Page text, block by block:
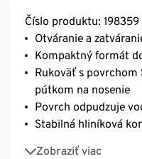
Číslo produktu: 198359
Otváranie a
Kompaktný formát
Rukoväť s povrchom
pútkom na nosenie
Povrch odpudzuje
Stabilná hliníková
Zobraziť viac
Vrátane ochranného